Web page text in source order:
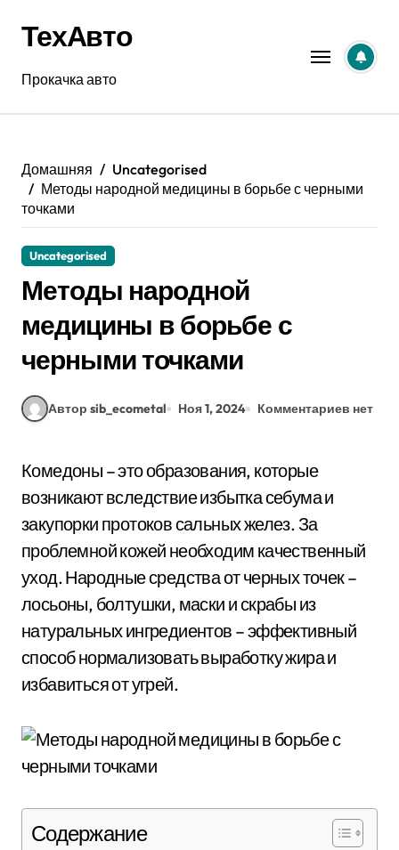
содержанию
ТехАвто
Прокачка авто
Домашняя
Uncategorised
Методы народной медицины в борьбе с черными
точками
Uncategorised
Методы народной
медицины в борьбе с
черными точками
Автор sib_ecometal Ноя 1, 2024 Комментариев нет
Комедоны – это образования, которые
возникают вследствие избытка себума и
закупорки протоков сальных желез. За
проблемной кожей необходим качественный
уход. Народные средства от черных точек –
лосьоны, болтушки, маски и скрабы из
натуральных ингредиентов – эффективный
способ нормализовать выработку жира и
избавиться от угрей.
Содержание